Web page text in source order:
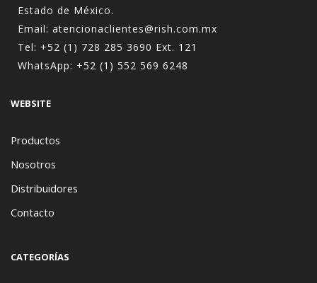
Estado de México.
Email: atencionaclientes@rish.com.mx
Tel: +52 (1) 728 285 3690 Ext. 121
WhatsApp: +52 (1) 552 569 6248
WEBSITE
Productos
Nosotros
Distribuidores
Contacto
CATEGORÍAS